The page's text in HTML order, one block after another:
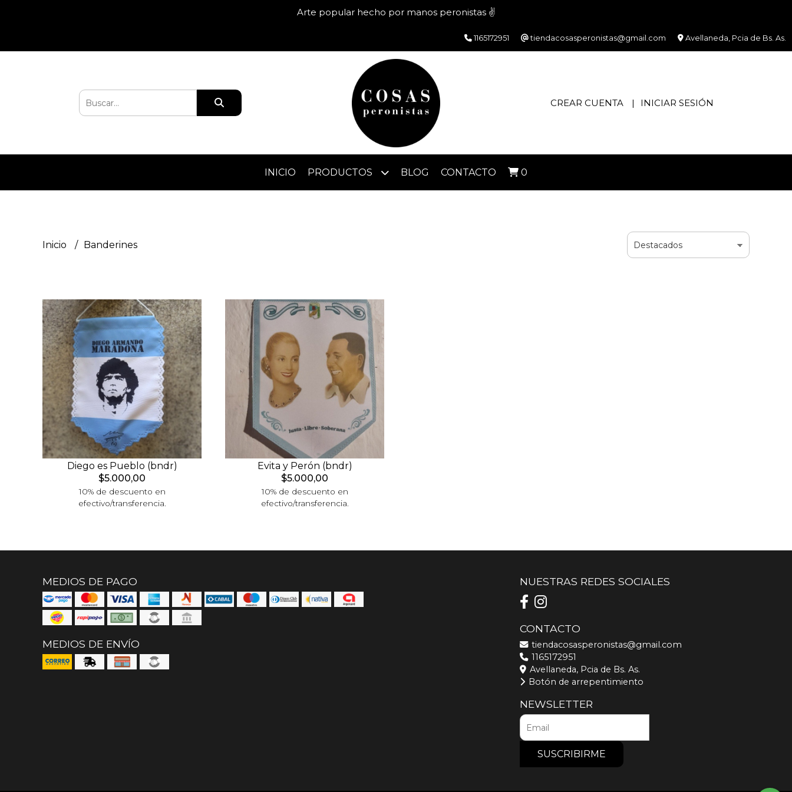
Arte popular hecho por manos peronistas ✌️
1165172951 tiendacosasperonistas@gmail.com Avellaneda, Pcia de Bs. As.
CREAR CUENTA INICIAR SESIÓN
INICIO PRODUCTOS BLOG CONTACTO 0
Inicio Banderines
Diego es Pueblo (bndr)
$5.000,00
10% de descuento en
efectivo/transferencia.
Evita y Perón (bndr)
$5.000,00
10% de descuento en
efectivo/transferencia.
MEDIOS DE PAGO
MEDIOS DE ENVÍO
NUESTRAS REDES SOCIALES
CONTACTO
tiendacosasperonistas@gmail.com
1165172951
Avellaneda, Pcia de Bs. As.
Botón de arrepentimiento
NEWSLETTER
SUSCRIBIRME